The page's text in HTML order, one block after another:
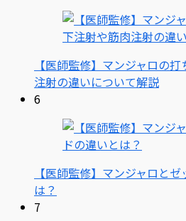
【医師監修】マンジャロの
注射の違いについて解説
6
【医師監修】マンジャロと
は？
7